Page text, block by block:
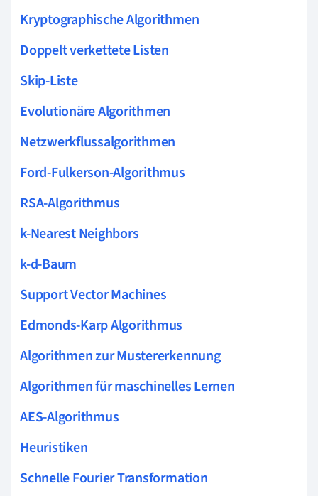
Kryptographische Algorithmen
Doppelt verkettete Listen
Skip-Liste
Evolutionäre Algorithmen
Netzwerkflussalgorithmen
Ford-Fulkerson-Algorithmus
RSA-Algorithmus
k-Nearest Neighbors
k-d-Baum
Support Vector Machines
Edmonds-Karp Algorithmus
Algorithmen zur Mustererkennung
Algorithmen für maschinelles Lernen
AES-Algorithmus
Heuristiken
Schnelle Fourier Transformation